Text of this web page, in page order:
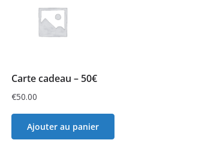
Carte cadeau – 50€
€50.00
Ajouter au panier